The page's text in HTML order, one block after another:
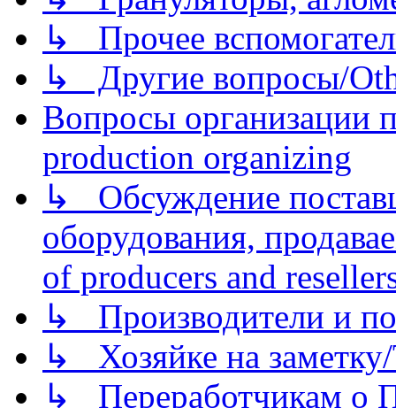
↳ Прочее
↳ Другие вопросы/
Вопросы организации
production organizing
↳ Обсуждение
оборудования,
of producers and
↳ Производители и
↳ Хозяйке на
↳ Переработчикам о